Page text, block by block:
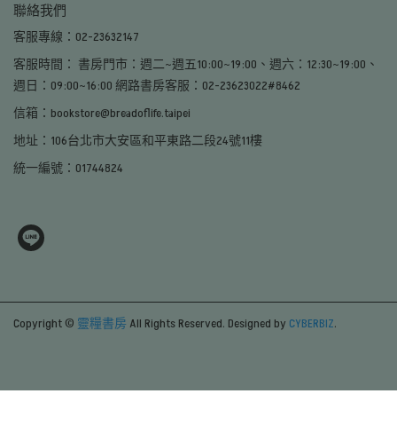
聯絡我們
客服專線：02-23632147
客服時間： 書房門市：週二~週五10:00~19:00、週六：12:30~19:00、
週日：09:00~16:00 網路書房客服：02-23623022#8462
信箱：bookstore@breadoflife.taipei
地址：106台北市大安區和平東路二段24號11樓
統一編號：01744824
Copyright © 靈糧書房 All Rights Reserved. Designed by CYBERBIZ.